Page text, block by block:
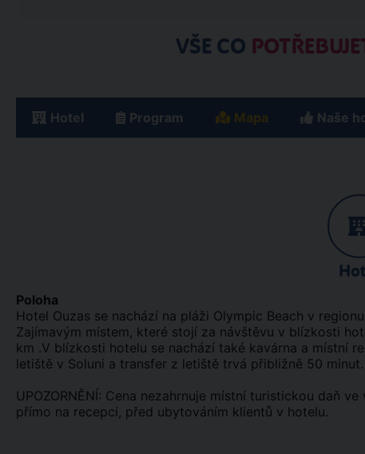
VŠE CO
Hotel Program Mapa Naše
Poloha
Hotel Ouzas se nachází na pláži Olympic Beach v
Zajímavým místem, které stojí za návštěvu v blízkosti
km .V blízkosti hotelu se nachází také kavárna a místní
letiště v Soluni a transfer z letiště trvá přibližně 50 minut.
UPOZORNĚNÍ: Cena nezahrnuje místní turistickou daň
přímo na recepci, před ubytováním klientů v hotelu.